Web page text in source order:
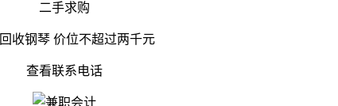
二手求购
收钢琴 价位不超过两千元
查看联系电话